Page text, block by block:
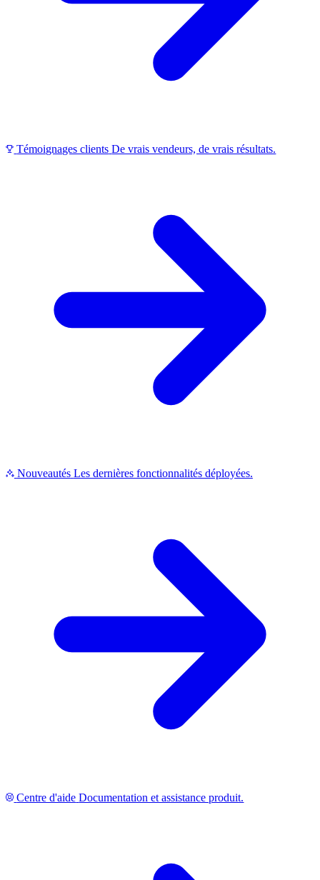
Témoignages clients De vrais vendeurs, de vrais résultats.
Nouveautés Les dernières fonctionnalités déployées.
Centre d'aide Documentation et assistance produit.